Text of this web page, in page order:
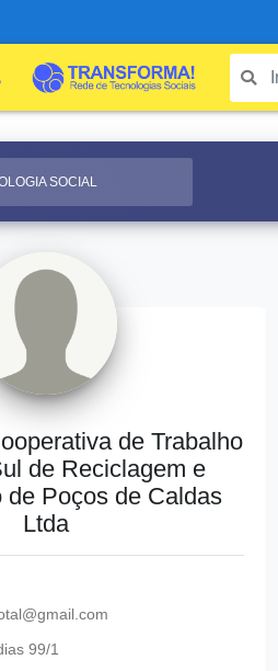
SOCIAL
de Trabalho
de Reciclagem e
de Poços de Caldas
Ltda
99/1